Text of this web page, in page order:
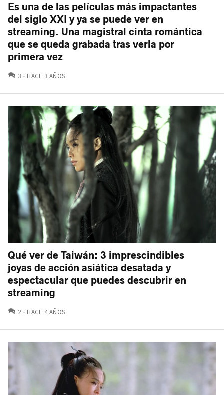
Es una de las películas más impactantes
del siglo XXI y ya se puede ver en
streaming. Una magistral cinta romántica
que se queda grabada tras verla por
primera vez
3 COMENTARIOS
HACE 3 AÑOS
Qué ver de Taiwán: 3 imprescindibles
joyas de acción asiática desatada y
espectacular que puedes descubrir en
streaming
2 COMENTARIOS
HACE 4 AÑOS